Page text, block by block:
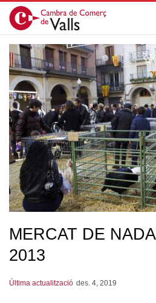
MERCAT DE
2013
Última actualització des. 4, 2019